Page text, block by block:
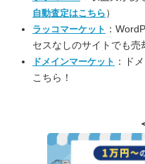
自動査定はこちら ）
ラッコマーケット ：
セスなしのサイトでも売
ドメインマーケット ：ド
こちら！